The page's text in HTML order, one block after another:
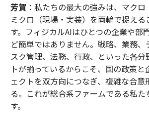
芳賀 ：私たちの最大の強みは、マク
ミクロ（現場・実装）を両輪で捉える
す。フィジカルAIはひとつの企業や部
ど簡単ではありません。戦略、業務、
スク管理、法務、行政、といった各分
トが揃っているからこそ、国の政策
ェクトを双方向につなぎ、複雑な合意
る。これが総合系ファームである私た
す。